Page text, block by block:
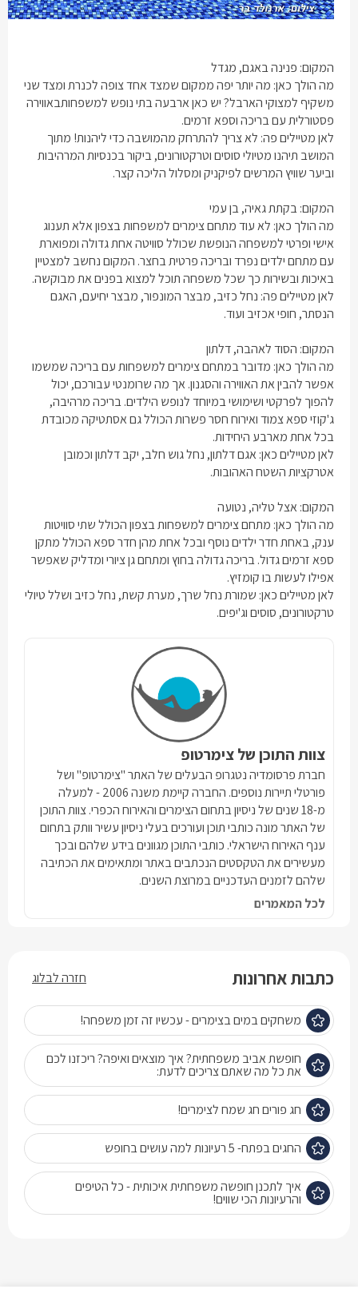
המקום: פנינה באגם, מגדל
מה הולך כאן: מה יותר יפה ממקום שמצד אחד צופה לכנרת ומצד שני
משקיף למצוקי הארבל? יש כאן ארבעהבתי נופש למשפחותבאווירה
פסטורלית עם בריכה וספא זרמים.
לאן מטיילים פה: לא צריך להתרחק מהמושבה כדי ליהנות! מתוך
המושב תיהנו מטיולי סוסים וטרקטורונים, ביקור בכנסיות המרהיבות
וביער שוויץ המרשים לפיקניק ומסלול הליכה קצר.
המקום: בקתת גאיה, בן עמי
מה הולך כאן: לא עודמתחם צימרים למשפחות בצפוןאלא תענוג
אישי ופרטי למשפחה הנופשת שכולל סוויטה אחת גדולה ומפוארת
עם מתחם ילדים נפרד ובריכה פרטית בחצר. המקום נחשב למצטיין
באיכות ובשירות כך שכל משפחה תוכל למצוא בפנים את מבוקשה.
לאן מטיילים פה: נחל כזיב, מבצר המונפור, מבצר יחיעם, האגם
הנסתר, חופי אכזיב ועוד.
המקום: הסוד לאהבה, דלתון
מה הולך כאן: מדובר במתחםצימרים למשפחות עם בריכהשמשמו
אפשר להבין את האווירה והסגנון. אך מה שרומנטי עבורכם, יכול
להפוך לפרקטי ושימושי במיוחד לנופש הילדים. בריכה מרהיבה,
ג'קוזי ספא צמוד ואירוח חסר פשרות הכולל גם אסתטיקה מכובדת
בכל אחת מארבע היחידות.
לאן מטיילים כאן: אגם דלתון, נחל גוש חלב, יקב דלתון וכמובן
אטרקציות השטח האהובות.
המקום: אצל טליה, נטועה
מה הולך כאן: מתחם צימרים למשפחות בצפוןהכולל שתי סוויטות
ענק, באחת חדר ילדים נוסף ובכל אחת מהן חדר ספא הכולל מתקן
ספא זרמים גדול. בריכה גדולה בחוץ ומתחם גן ציורי ומדליק שאפשר
אפילו לעשות בו קומזיץ.
לאן מטיילים כאן: שמורת נחל שרך, מערת קשת, נחל כזיב ושלל טיולי
טרקטורונים, סוסים וג'יפים.
צוות התוכן של צימרטופ
חברת פרסומדיה נטגרופ הבעלים של האתר "צימרטופ" ושל
פורטלי תיירות נוספים. החברה קיימת משנה 2006 - למעלה
מ-18 שנים של ניסיון בתחום הצימרים והאירוח הכפרי. צוות התוכן
של האתר מונה כותבי תוכן ועורכים בעלי ניסיון עשיר וותק בתחום
ענף האירוח הישראלי. כותבי התוכן מגוונים בידע שלהם ובכך
מעשירים את הטקסטים הנכתבים באתר ומתאימים את הכתיבה
שלהם לזמנים העדכניים במרוצת השנים.
לכל המאמרים
כתבות אחרונות
משחקים במים בצימרים - עכשיו זה זמן משפחה!
חופשת אביב משפחתית? איך מוצאים ואיפה? ריכזנו לכם
את כל מה שאתם צריכים לדעת:
חג פורים חג שמח לצימרים!
החגים בפתח- 5 רעיונות למה עושים בחופש
איך לתכנן חופשה משפחתית איכותית - כל הטיפים
והרעיונות הכי שווים!
חזרה לבלוג